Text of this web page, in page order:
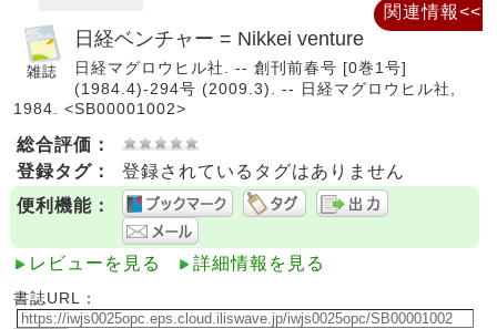
日経ベンチャー = Nikkei venture
日経マグロウヒル社. -- 創刊前春号 [0巻1号]
(1984.4)-294号 (2009.3). -- 日経マグロウヒル社,
1984. <SB00001002>
総合評価：
登録タグ：
登録されているタグはありません
便利機能：
レビューを見る 詳細情報を見る
書誌URL：
関連情報<<